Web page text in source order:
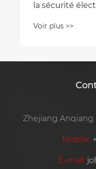
la sécurité
Voir plus >>
Zhejiang Anqiang
Mobile:
E-mail: